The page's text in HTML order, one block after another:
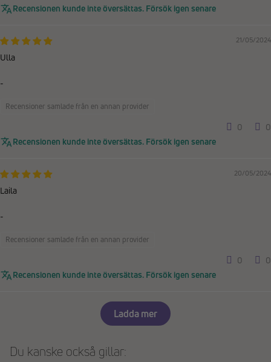
Recensionen kunde inte översättas. Försök igen senare
21/05/2024
Ulla
-
Recensioner samlade från en annan provider
0
0
Recensionen kunde inte översättas. Försök igen senare
20/05/2024
Laila
-
Recensioner samlade från en annan provider
0
0
Recensionen kunde inte översättas. Försök igen senare
Ladda mer
Du kanske också gillar: